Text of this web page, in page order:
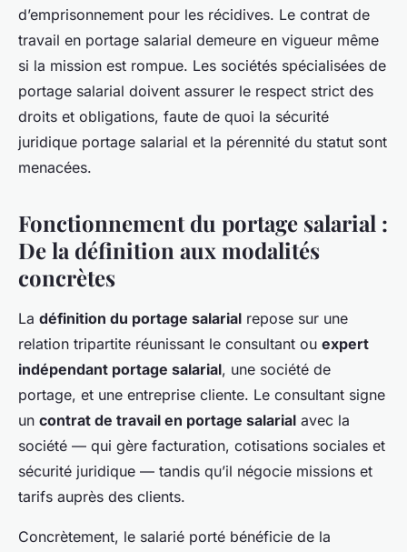
d’emprisonnement pour les récidives. Le contrat de
travail en portage salarial demeure en vigueur même
si la mission est rompue. Les sociétés spécialisées de
portage salarial doivent assurer le respect strict des
droits et obligations, faute de quoi la sécurité
juridique portage salarial et la pérennité du statut sont
menacées.
Fonctionnement du portage salarial :
De la définition aux modalités
concrètes
La définition du portage salarial repose sur une
relation tripartite réunissant le consultant ou expert
indépendant portage salarial, une société de
portage, et une entreprise cliente. Le consultant signe
un contrat de travail en portage salarial avec la
société — qui gère facturation, cotisations sociales et
sécurité juridique — tandis qu’il négocie missions et
tarifs auprès des clients.
Concrètement, le salarié porté bénéficie de la